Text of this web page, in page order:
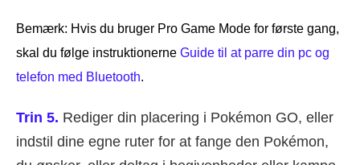
Bemærk: Hvis du bruger Pro Game Mode for første gang,
skal du følge instruktionerne Guide til at parre din pc og
telefon med Bluetooth.
Trin 5. Rediger din placering i Pokémon GO, eller
indstil dine egne ruter for at fange den Pokémon,